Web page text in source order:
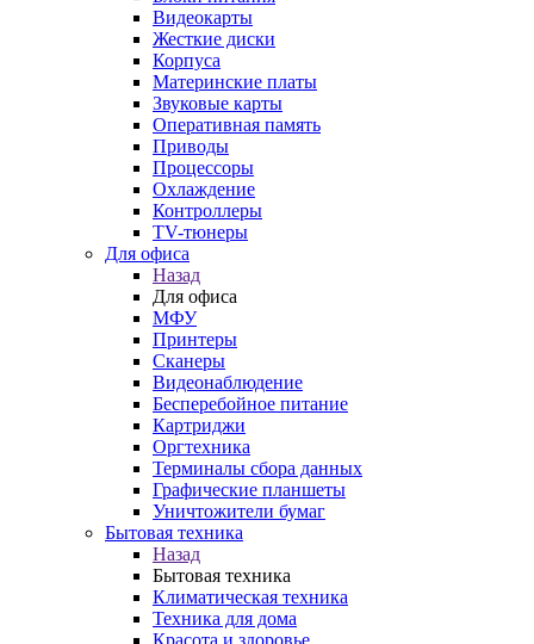
Видеокарты
Жесткие диски
Корпуса
Материнские платы
Звуковые карты
Оперативная память
Приводы
Процессоры
Охлаждение
Контроллеры
TV-тюнеры
Для офиса
Назад
Для офиса
МФУ
Принтеры
Сканеры
Видеонаблюдение
Бесперебойное питание
Картриджи
Оргтехника
Терминалы сбора данных
Графические планшеты
Уничтожители бумаг
Бытовая техника
Назад
Бытовая техника
Климатическая техника
Техника для дома
Красота и здоровье